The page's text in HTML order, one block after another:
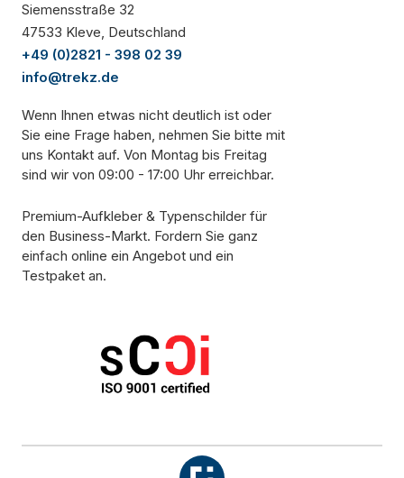
Siemensstraße 32
47533 Kleve, Deutschland
+49 (0)2821 - 398 02 39
info@trekz.de
Wenn Ihnen etwas nicht deutlich ist oder
Sie eine Frage haben, nehmen Sie bitte mit
uns Kontakt auf. Von Montag bis Freitag
sind wir von 09:00 - 17:00 Uhr erreichbar.
Premium-Aufkleber & Typenschilder für
den Business-Markt. Fordern Sie ganz
einfach online ein Angebot und ein
Testpaket an.